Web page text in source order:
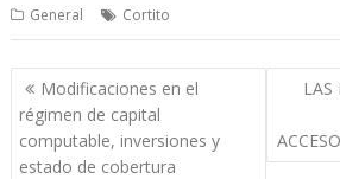
General Cortito
Navegación
de
entradas
Modificaciones en el
régimen de capital
computable, inversiones y
estado de cobertura
LAS